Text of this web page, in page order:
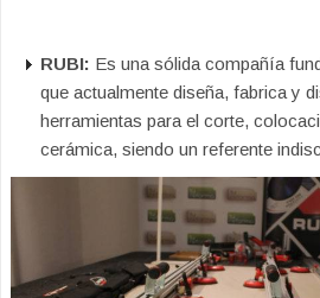
RUBI: Es una sólida compañía
que actualmente diseña, fabrica y
herramientas para el corte,
cerámica, siendo un referente